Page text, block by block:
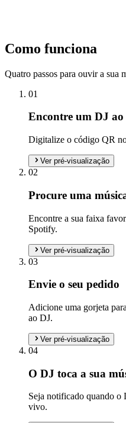
Como funciona
Quatro passos para ouvir a sua
01
Encontre um DJ
Digitalize o código QR
Ver pré-visualização
02
Procure uma
Encontre a sua faixa
Spotify.
Ver pré-visualização
03
Envie o seu pedido
Adicione uma gorjeta
ao DJ.
Ver pré-visualização
04
O DJ toca a sua
Seja notificado quando o
vivo.